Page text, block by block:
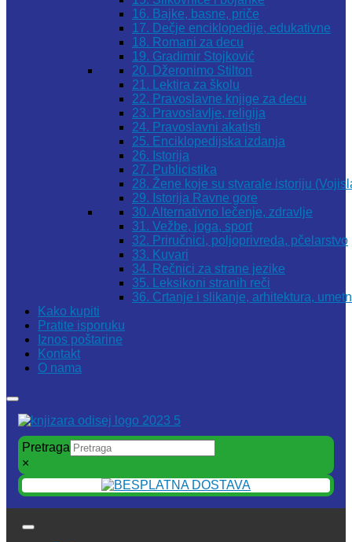
16. Bajke, basne, priče
17. Dečje enciklopedije, edukativne
18. Romani za decu
19. Gradimir Stojković
20. Džeronimo Stilton
21. Lektira za školu
22. Pravoslavne knjige za decu
23. Pravoslavlje, religija
24. Pravoslavni akatisti
25. Enciklopedijska izdanja
26. Istorija
27. Publicistika
28. Žene koje su stvarale istoriju
29. Istorija Ravne gore
30. Alternativno lečenje, zdravlje
31. Vežbe, joga, sport
32. Priručnici, poljoprivreda, pčelarstvo
33. Kuvari
34. Rečnici za strane jezike
35. Leksikoni stranih reči
36. Crtanje i slikanje, arhitektura,
Kako kupiti
Pratite isporuku
Iznos poštarine
Kontakt
O nama
Pretraga
×